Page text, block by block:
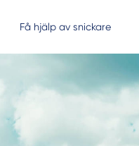
Få hjälp av snickare